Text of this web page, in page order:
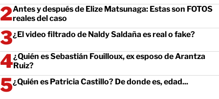
Antes y después de Elize Matsunaga: Estas son FOTOS
reales del caso
¿El video filtrado de Naldy Saldaña es real o fake?
¿Quién es Sebastián Fouilloux, ex esposo de Arantza
Ruiz?
¿Quién es Patricia Castillo? De donde es, edad...